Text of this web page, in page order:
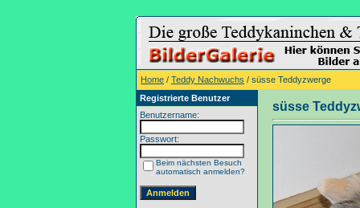
Home / Teddy Nachwuchs / süsse Teddyzwerge
Registrierte Benutzer
Benutzername:
Passwort:
Beim nächsten Besuch
automatisch anmelden?
süsse